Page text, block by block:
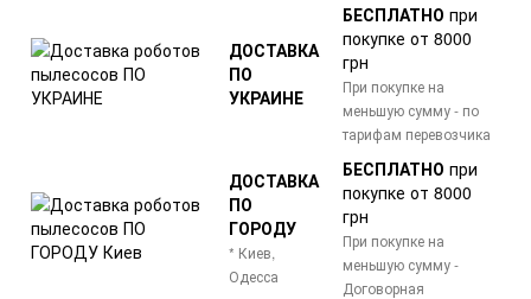
ДОСТАВКА
ПО
УКРАИНЕ
БЕСПЛАТНО при
покупке от 8000
грн
При покупке на
меньшую сумму - по
тарифам перевозчика
ДОСТАВКА
ПО
ГОРОДУ
* Киев,
Одесса
БЕСПЛАТНО при
покупке от 8000
грн
При покупке на
меньшую сумму -
Договорная